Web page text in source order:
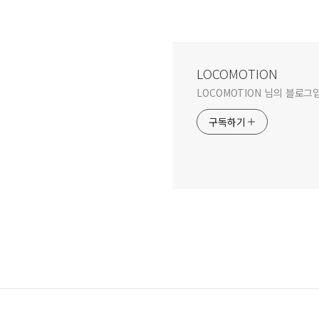
LOCOMOTION
LOCOMOTION 님의 블로그
구독하기